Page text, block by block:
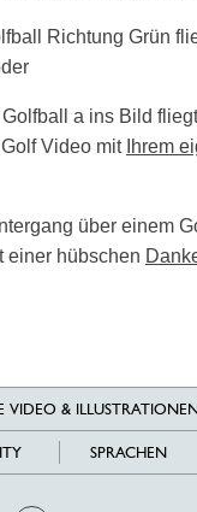
Richtung Grün
a ins Bild
Video mit Ihrem
über einem
einer hübschen
VIDEO &
SPRACHEN